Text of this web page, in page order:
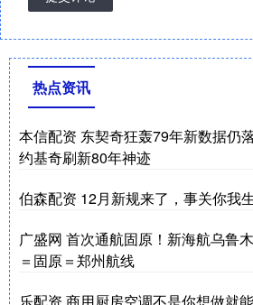
热点资讯
本信配资 东契奇狂轰79年新数据仍
约基奇刷新80年神迹
伯森配资 12月新规来了，事关你我
广盛网 首次通航固原！新海航乌鲁
＝固原＝郑州航线